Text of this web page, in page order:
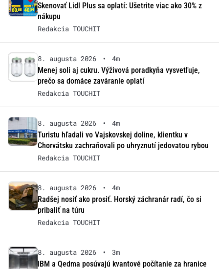
Skenovať Lidl Plus sa oplatí: Ušetrite viac ako 30% z
nákupu
Redakcia TOUCHIT
8. augusta 2026 •
4m
Menej soli aj cukru. Výživová poradkyňa vysvetľuje,
prečo sa domáce zaváranie oplatí
Redakcia TOUCHIT
8. augusta 2026 •
4m
Turistu hľadali vo Vajskovskej doline, klientku v
Chorvátsku zachraňovali po uhryznutí jedovatou rybou
Redakcia TOUCHIT
8. augusta 2026 •
4m
Radšej nosiť ako prosiť. Horský záchranár radí, čo si
pribaliť na túru
Redakcia TOUCHIT
8. augusta 2026 •
3m
IBM a Qedma posúvajú kvantové počítanie za hranice